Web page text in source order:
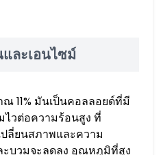
ละเอนไซม์
11% มันเป็นคอลลอยด์ที่มี
วต่อความร้อนสูง ที่
ลี่ยนสภาพและความ
บวมจะลดลง อุณหภูมิที่สูง